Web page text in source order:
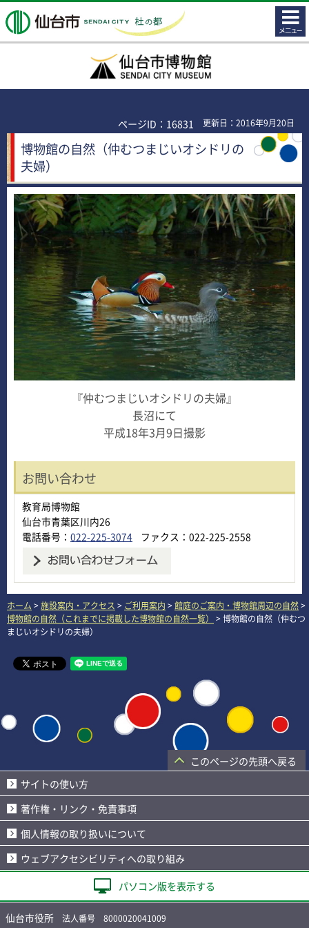
仙台市
コンテ
ンツメ
ニュー
仙台市博物館
ページID：16831 更新日：2016年9月20日
博物館の自然（仲むつまじいオシドリの
夫婦）
『仲むつまじいオシドリの夫婦』
長沼にて
平成18年3月9日撮影
お問い合わせ
教育局博物館
仙台市青葉区川内26
電話番号： 022-225-3074 ファクス：022-225-2558
ホーム >施設案内・アクセス > ご利用案内 >館庭のご案内・博物館周辺の自然>
博物館の自然（これまでに掲載した博物館の自然一覧）
> 博物館の自然（仲むつ
まじいオシドリの夫婦）
このページの先頭へ戻る
サイトの使い方
著作権・リンク・免責事項
個人情報の取り扱いについて
ウェブアクセシビリティへの取り組み
パソコン版を表示する
仙台市役所 法人番号 8000020041009